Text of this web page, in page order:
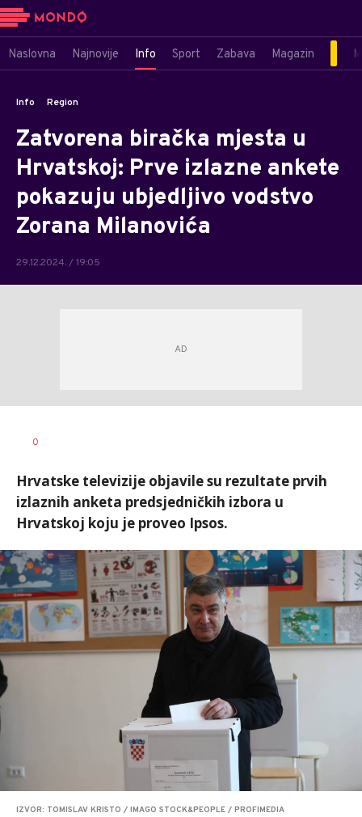
Naslovna Najnovije Info Sport Zabava Magazin
Info Region
Zatvorena biračka mjesta u
Hrvatskoj: Prve izlazne ankete
pokazuju ubjedljivo vodstvo
Zorana Milanovića
29.12.2024. / 19:05
AUTOR
0
Hrvatske televizije objavile su rezultate prvih
izlaznih anketa predsjedničkih izbora u
Hrvatskoj koju je proveo Ipsos.
IZVOR: TOMISLAV KRISTO / IMAGO STOCK&PEOPLE / PROFIMEDIA